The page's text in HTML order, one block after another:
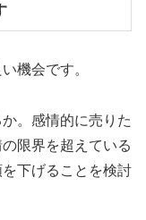
機会です。
。感情的に売りた
限界を超えている
下げることを検討